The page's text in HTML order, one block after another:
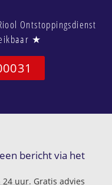
Ontstoppingsdienst
★
bericht via het
24 uur. Gratis advies